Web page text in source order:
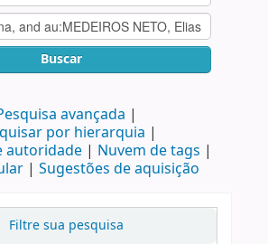
Buscar
avançada
por hierarquia
autoridade
Nuvem de tags
Sugestões de aquisição
Filtre sua pesquisa